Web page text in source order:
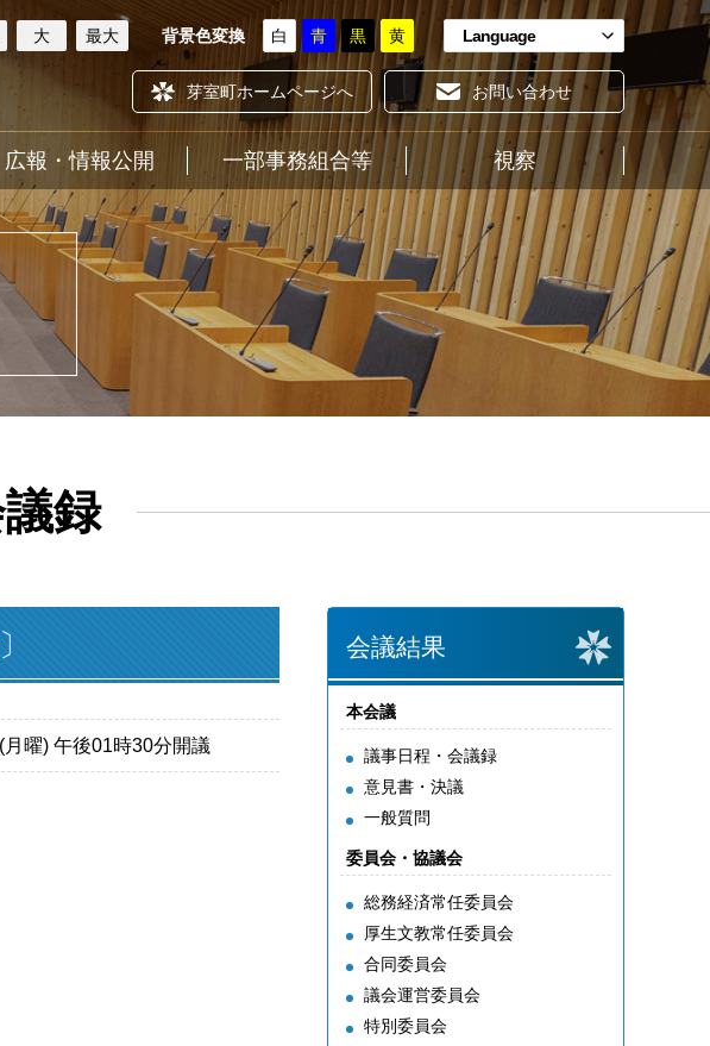
大 最大 背景色変換 白 青 黒 黄 Language
芽室町ホームページへ お問い合わせ
ホーム
広報・情報公開 一部事務組合等 視察
録
曜) 午後01時30分開議
会議結果
本会議
議事日程・会議録
意見書・決議
一般質問
委員会・協議会
総務経済常任委員会
厚生文教常任委員会
合同委員会
議会運営委員会
特別委員会